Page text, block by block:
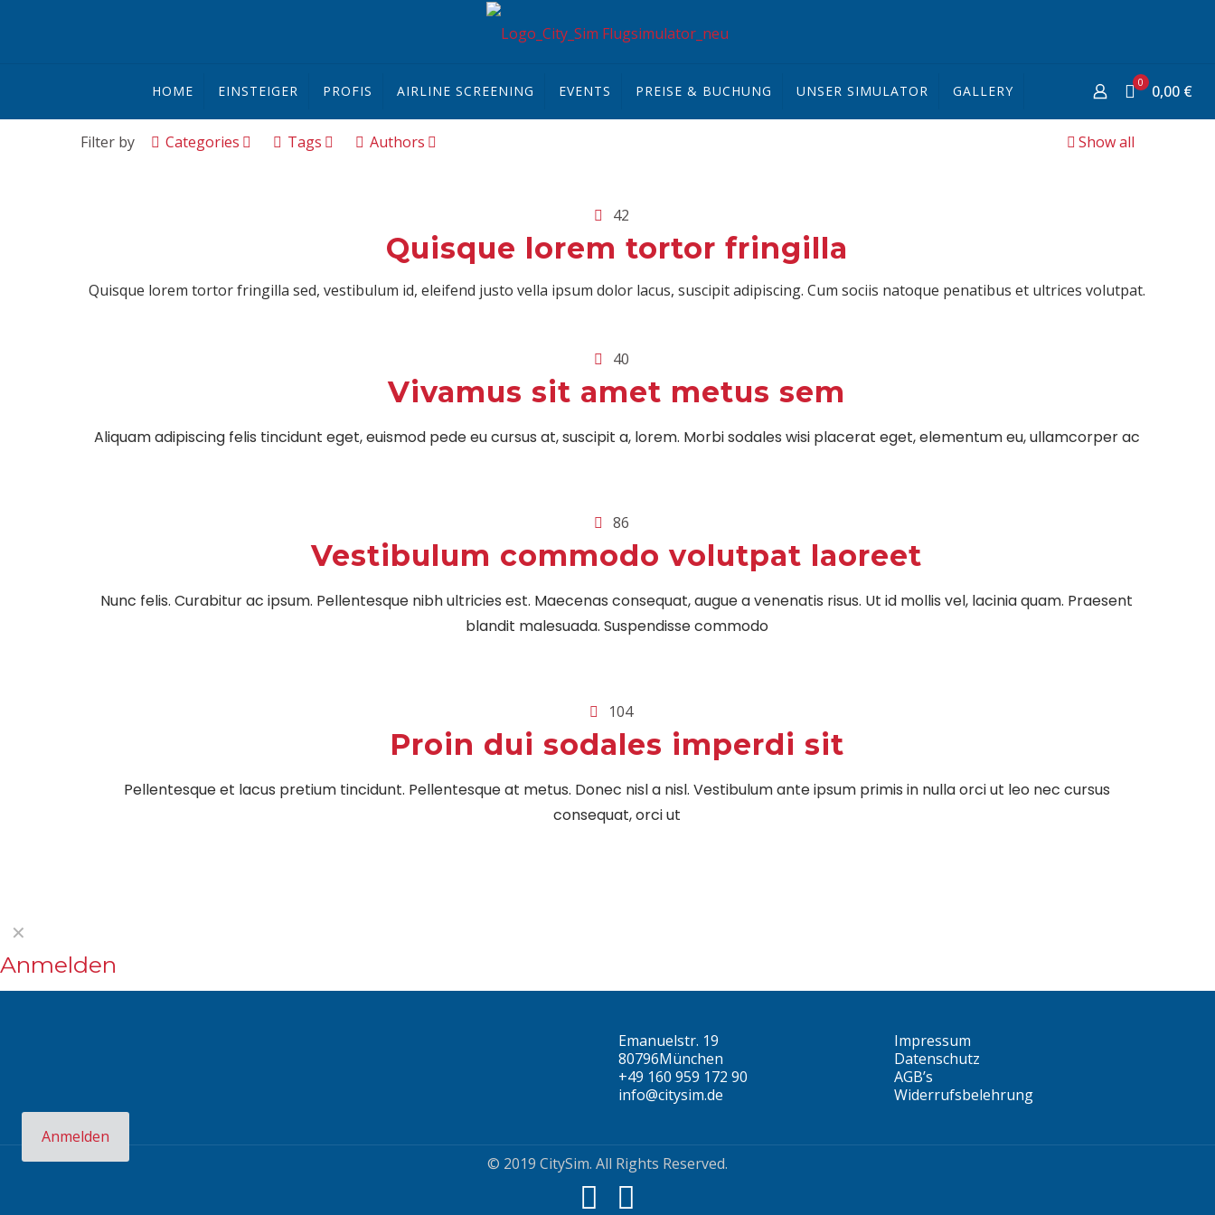
HOME EINSTEIGER PROFIS AIRLINE SCREENING EVENTS PREISE & BUCHUNG UNSER SIMULATOR GALLERY
0 0,00 €
Filter by Categories Tags Authors Show all
42
Quisque lorem tortor fringilla
Quisque lorem tortor fringilla sed, vestibulum id, eleifend justo vella ipsum dolor lacus, suscipit adipiscing. Cum sociis natoque penatibus et ultrices volutpat.
40
Vivamus sit amet metus sem
Aliquam adipiscing felis tincidunt eget, euismod pede eu cursus at, suscipit a, lorem. Morbi sodales wisi placerat eget, elementum eu, ullamcorper ac
86
Vestibulum commodo volutpat laoreet
Nunc felis. Curabitur ac ipsum. Pellentesque nibh ultricies est. Maecenas consequat, augue a venenatis risus. Ut id mollis vel, lacinia quam. Praesent
blandit malesuada. Suspendisse commodo
104
Proin dui sodales imperdi sit
Pellentesque et lacus pretium tincidunt. Pellentesque at metus. Donec nisl a nisl. Vestibulum ante ipsum primis in nulla orci ut leo nec cursus
consequat, orci ut
Emanuelstr. 19
80796München
+49 160 959 172 90
info@citysim.de
Impressum
Datenschutz
AGB’s
Widerrufsbelehrung
© 2019 CitySim. All Rights Reserved.
✕
Anmelden
Passwort*
Anmelden